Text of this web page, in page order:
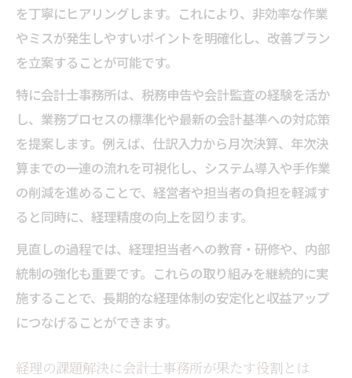
を丁寧にヒアリングします。これにより、非効率な作業
やミスが発生しやすいポイントを明確化し、改善プラン
を立案することが可能です。
特に会計士事務所は、税務申告や会計監査の経験を活か
し、業務プロセスの標準化や最新の会計基準への対応策
を提案します。例えば、仕訳入力から月次決算、年次決
算までの一連の流れを可視化し、システム導入や手作業
の削減を進めることで、経営者や担当者の負担を軽減す
ると同時に、経理精度の向上を図ります。
見直しの過程では、経理担当者への教育・研修や、内部
統制の強化も重要です。これらの取り組みを継続的に実
施することで、長期的な経理体制の安定化と収益アップ
につなげることができます。
経理の課題解決に会計士事務所が果たす役割とは